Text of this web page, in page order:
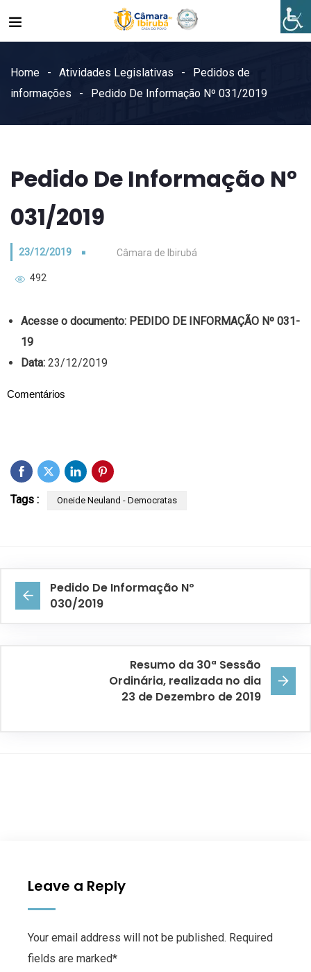
Home Atividades Legislativas
Pedidos de
informações
Pedido De Informação Nº 031/2019
Pedido De Informação Nº
031/2019
23/12/2019 Câmara de Ibirubá
492
Acesse o documento: PEDIDO DE INFORMAÇÃO Nº 031-
19
Data: 23/12/2019
Comentários
Tags : Oneide Neuland - Democratas
Pedido De Informação Nº
030/2019
Resumo da 30ª Sessão
Ordinária, realizada no dia
23 de Dezembro de 2019
Leave a Reply
Your email address will not be published. Required
fields are marked*